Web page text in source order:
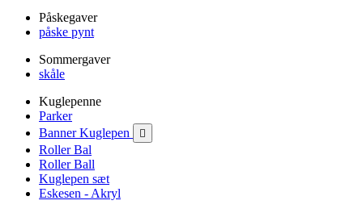
Påskegaver
påske pynt
Sommergaver
skåle
Kuglepenne
Parker
Banner Kuglepen

Roller Bal
Roller Ball
Kuglepen sæt
Eskesen - Akryl